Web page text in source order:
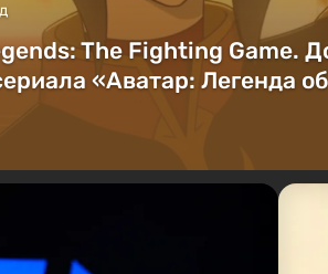
The Fighting Game.
«Аватар: Легенда